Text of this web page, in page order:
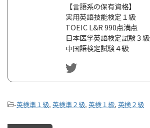
【言語系の保有資格】
実用英語技能検定１級
TOEIC L&R 990点満点
日本医学英語検定試験３級
中国語検定試験４級
-英検準１級, 英検準２級, 英検１級, 英検２級